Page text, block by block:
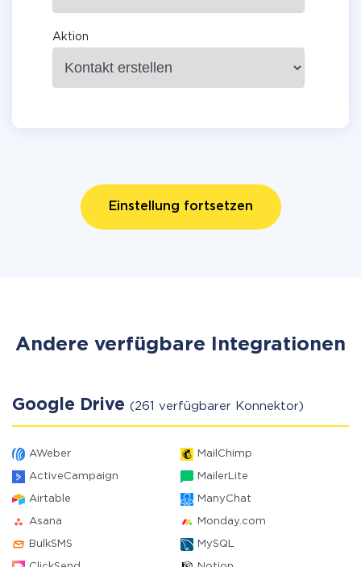
Aktion
Einstellung fortsetzen
Andere verfügbare Integrationen
Google Drive (261 verfügbarer Konnektor)
AWeber MailChimp
ActiveCampaign MailerLite
Airtable ManyChat
Asana Monday.com
BulkSMS MySQL